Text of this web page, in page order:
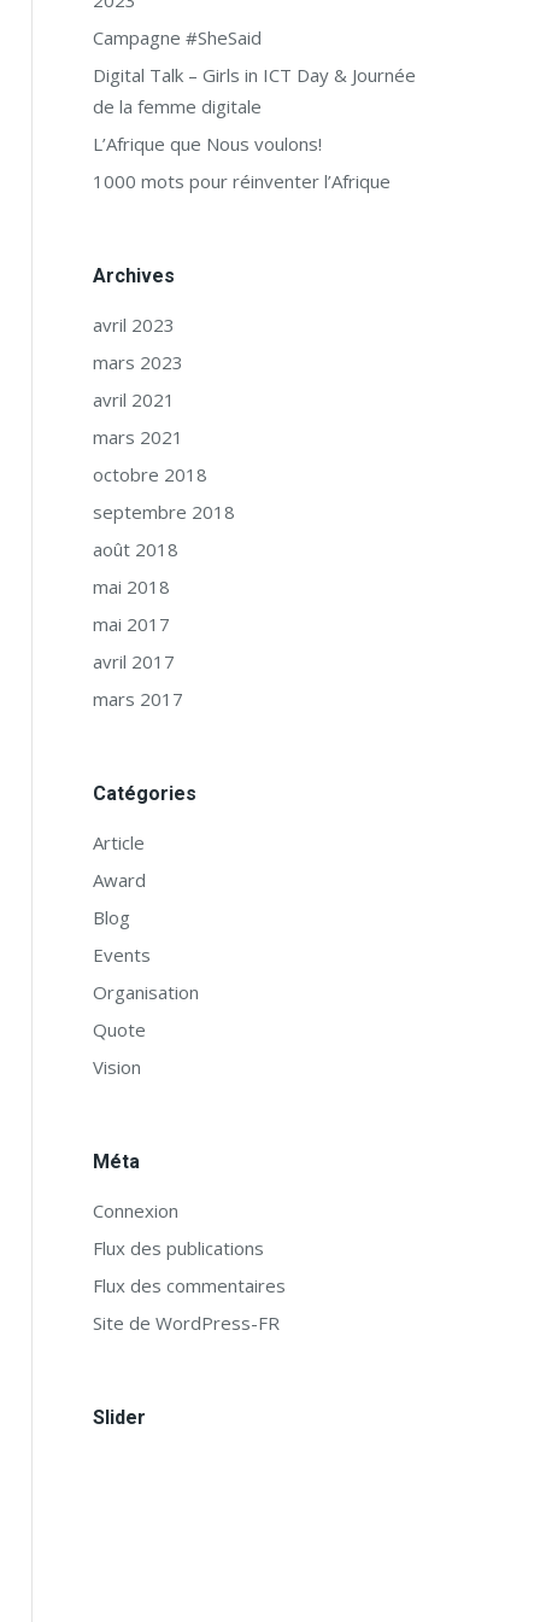
Campagne #SheSaid
Digital Talk – Girls in ICT Day & Journée
de la femme digitale
L’Afrique que Nous voulons!
1000 mots pour réinventer l’Afrique
Archives
avril 2023
mars 2023
avril 2021
mars 2021
octobre 2018
septembre 2018
août 2018
mai 2018
mai 2017
avril 2017
mars 2017
Catégories
Article
Award
Blog
Events
Organisation
Quote
Vision
Méta
Connexion
Flux des publications
Flux des commentaires
Site de WordPress-FR
Slider